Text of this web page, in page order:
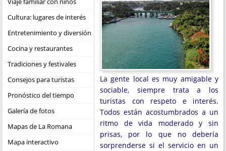
Cultura: lugares de interés
Entretenimiento y diversión
Cocina y restaurantes
Tradiciones y festivales
Consejos para turistas
Pronóstico del tiempo
Galería de fotos
Mapas de La Romana
Mapa interactivo
La gente local es muy amigable y
sociable, siempre trata a los
turistas con respeto e interés.
Todos están acostumbrados a un
ritmo de vida moderado y sin
prisas, por lo que no debería
sorprenderse si el servicio en un